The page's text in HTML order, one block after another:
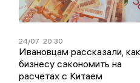
24/07 20:30
Ивановцам рассказали, как
бизнесу сэкономить на
расчётах с Китаем